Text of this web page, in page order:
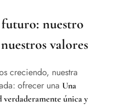
nuestro
valores
creciendo, nuestra
ofrecer una Una
única y